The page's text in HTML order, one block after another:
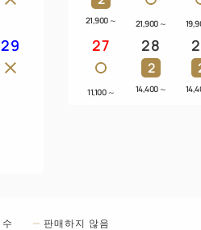
29
21,900 ～ 21,900 ～
27
11,100 ～
28
2
14,400 ～
판매하지 않음